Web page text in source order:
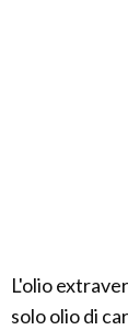
L'olio
solo olio di